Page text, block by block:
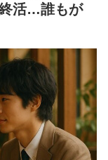
活…誰もが